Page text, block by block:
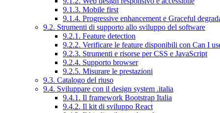
9.1.3. Mobile first
9.1.4. Progressive enhancement e Graceful
9.2. Strumenti di supporto allo sviluppo del software
9.2.1. Feature detection
9.2.2. Verificare le feature disponibili con Can I
9.2.3. Strumenti e risorse per CSS e JavaScript
9.2.4. Supporto browser
9.2.5. Misurare le prestazioni
9.3. Catalogo del riuso
9.4. Sviluppare con il design system .italia
9.4.1. Il framework Bootstrap Italia
9.4.2. Il kit di sviluppo React